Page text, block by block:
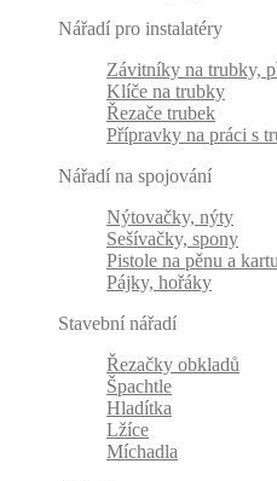
Nářadí pro instalatéry
Závitníky na trubky,
Klíče na trubky
Řezače trubek
Přípravky na práci s
Nářadí na spojování
Nýtovačky, nýty
Sešívačky, spony
Pistole na pěnu a
Pájky, hořáky
Stavební nářadí
Řezačky obkladů
Špachtle
Hladítka
Lžíce
Míchadla